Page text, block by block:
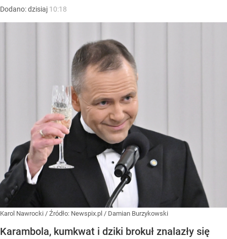
Dodano:dzisiaj 10:18
Karol Nawrocki / Źródło: Newspix.pl / Damian Burzykowski
Karambola, kumkwat i dziki brokuł znalazły się